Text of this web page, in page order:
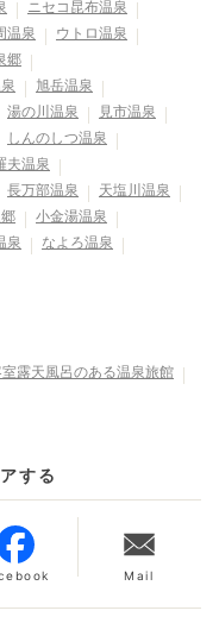
ニセコ昆布温泉
温泉
ウトロ温泉
郷
旭岳温泉
湯の川温泉
見市温泉
しんのしつ温泉
夫温泉
長万部温泉
天塩川温泉
小金湯温泉
泉
なよろ温泉
露天風呂のある温泉旅館
する
Mail